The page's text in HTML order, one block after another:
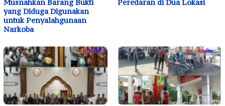
Musnahkan Barang Bukti
yang Diduga Digunakan
untuk Penyalahgunaan
Narkoba
Peredaran di Dua Lokasi